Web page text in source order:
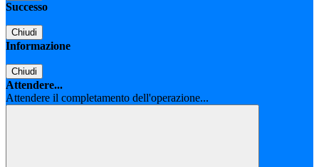
Successo
Chiudi
Informazione
Chiudi
Attendere...
Attendere il completamento dell'operazione...